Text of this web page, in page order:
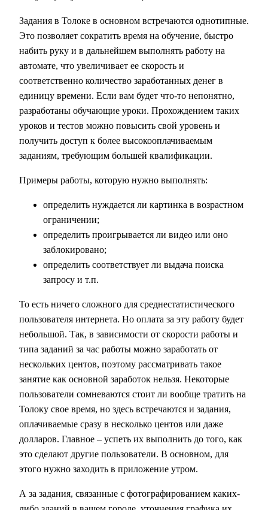
Задания в Толоке в основном встречаются однотипные.
Это позволяет сократить время на обучение, быстро
набить руку и в дальнейшем выполнять работу на
автомате, что увеличивает ее скорость и
соответственно количество заработанных денег в
единицу времени. Если вам будет что-то непонятно,
разработаны обучающие уроки. Прохождением таких
уроков и тестов можно повысить свой уровень и
получить доступ к более высокооплачиваемым
заданиям, требующим большей квалификации.
Примеры работы, которую нужно выполнять:
определить нуждается ли картинка в возрастном
ограничении;
определить проигрывается ли видео или оно
заблокировано;
определить соответствует ли выдача поиска
запросу и т.п.
То есть ничего сложного для среднестатистического
пользователя интернета. Но оплата за эту работу будет
небольшой. Так, в зависимости от скорости работы и
типа заданий за час работы можно заработать от
нескольких центов, поэтому рассматривать такое
занятие как основной заработок нельзя. Некоторые
пользователи сомневаются стоит ли вообще тратить на
Толоку свое время, но здесь встречаются и задания,
оплачиваемые сразу в несколько центов или даже
долларов. Главное – успеть их выполнить до того, как
это сделают другие пользователи. В основном, для
этого нужно заходить в приложение утром.
А за задания, связанные с фотографированием каких-